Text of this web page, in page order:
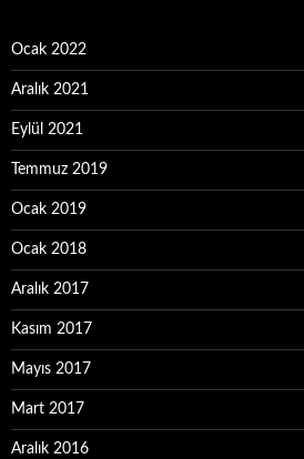
Ocak 2022
Aralık 2021
Eylül 2021
Temmuz 2019
Ocak 2019
Ocak 2018
Aralık 2017
Kasım 2017
Mayıs 2017
Mart 2017
Aralık 2016